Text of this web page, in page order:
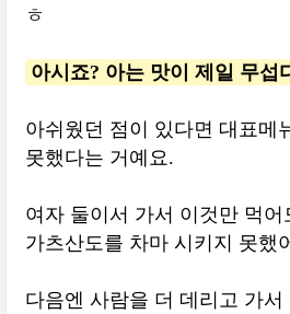
ㅎ
아시죠? 아는 맛이 제일 무섭
아쉬웠던 점이 있다면 대표메
못했다는 거예요.
여자 둘이서 가서 이것만 먹어
가츠산도를 차마 시키지 못했
다음엔 사람을 더 데리고 가